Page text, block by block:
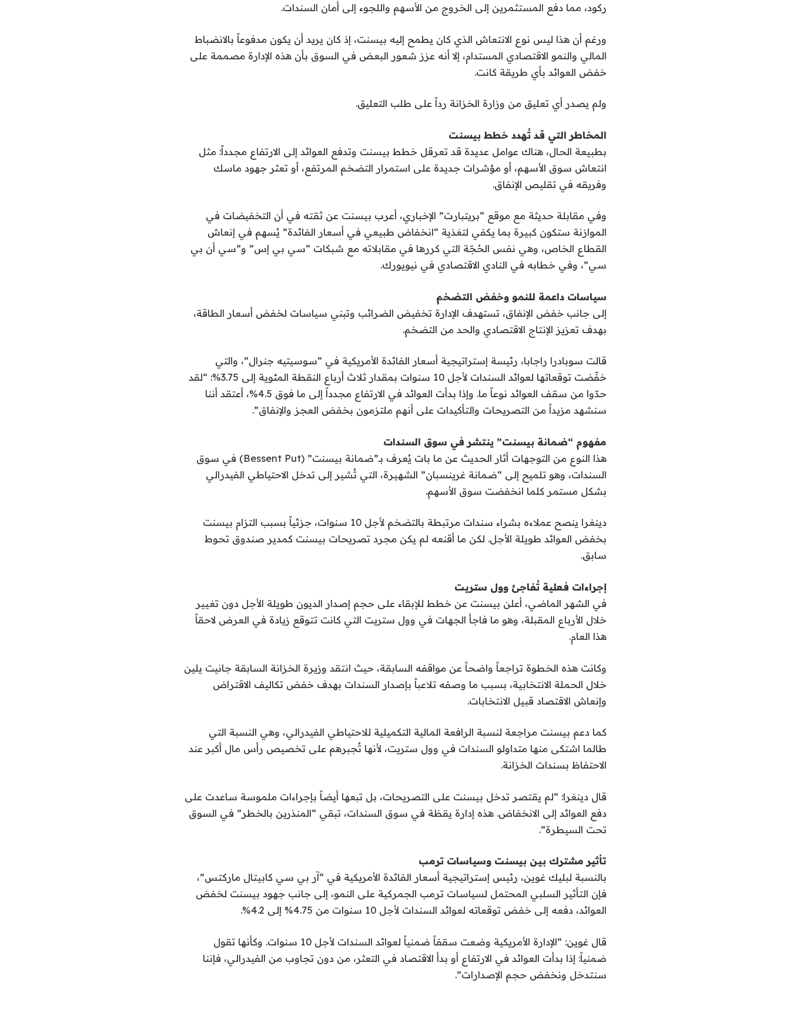
ركود، مما دفع المستثمرين إلى الخروج من الأسهم واللجوء إلى أمان السندات.
ورغم أن هذا ليس نوع الانتعاش الذي كان يطمح إليه بيسنت، إذ كان يريد أن يكون مدفوعاً بالانضباط
المالي والنمو الاقتصادي المستدام، إلا أنه عزز شعور البعض في السوق بأن هذه الإدارة مصممة على
خفض العوائد بأي طريقة كانت.
ولم يصدر أي تعليق من وزارة الخزانة رداً على طلب التعليق.
المخاطر التي قد تُهدد خطط بيسنت
بطبيعة الحال، هناك عوامل عديدة قد تعرقل خطط بيسنت وتدفع العوائد إلى الارتفاع مجدداً: مثل
انتعاش سوق الأسهم، أو مؤشرات جديدة على استمرار التضخم المرتفع، أو تعثر جهود ماسك
وفريقه في تقليص الإنفاق.
وفي مقابلة حديثة مع موقع “بريتبارت” الإخباري، أعرب بيسنت عن ثقته في أن التخفيضات في
الموازنة ستكون كبيرة بما يكفي لتغذية “انخفاض طبيعي في أسعار الفائدة” يُسهم في إنعاش
القطاع الخاص، وهي نفس الحُجّة التي كررها في مقابلاته مع شبكات “سي بي إس” و”سي أن بي
سي”، وفي خطابه في النادي الاقتصادي في نيويورك.
سياسات داعمة للنمو وخفض التضخم
إلى جانب خفض الإنفاق، تستهدف الإدارة تخفيض الضرائب وتبني سياسات لخفض أسعار الطاقة،
بهدف تعزيز الإنتاج الاقتصادي والحد من التضخم.
قالت سوبادرا راجابا، رئيسة إستراتيجية أسعار الفائدة الأمريكية في “سوسيتيه جنرال”، والتي
خفّضت توقعاتها لعوائد السندات لأجل 10 سنوات بمقدار ثلاث أرباع النقطة المئوية إلى 3.75%: “لقد
حدّوا من سقف العوائد نوعاً ما. وإذا بدأت العوائد في الارتفاع مجدداً إلى ما فوق 4.5%، أعتقد أننا
سنشهد مزيداً من التصريحات والتأكيدات على أنهم ملتزمون بخفض العجز والإنفاق”.
مفهوم “ضمانة بيسنت” ينتشر في سوق السندات
هذا النوع من التوجهات أثار الحديث عن ما بات يُعرف بـ”ضمانة بيسنت” (Bessent Put) في سوق
السندات، وهو تلميح إلى “ضمانة غرينسبان” الشهيرة، التي تُشير إلى تدخل الاحتياطي الفيدرالي
بشكل مستمر كلما انخفضت سوق الأسهم.
دينغرا ينصح عملاءه بشراء سندات مرتبطة بالتضخم لأجل 10 سنوات، جزئياً بسبب التزام بيسنت
بخفض العوائد طويلة الأجل. لكن ما أقنعه لم يكن مجرد تصريحات بيسنت كمدير صندوق تحوط
سابق.
إجراءات فعلية تُفاجئ وول ستريت
في الشهر الماضي، أعلن بيسنت عن خطط للإبقاء على حجم إصدار الديون طويلة الأجل دون تغيير
خلال الأرباع المقبلة، وهو ما فاجأ الجهات في وول ستريت التي كانت تتوقع زيادة في العرض لاحقاً
هذا العام.
وكانت هذه الخطوة تراجعاً واضحاً عن مواقفه السابقة، حيث انتقد وزيرة الخزانة السابقة جانيت يلين
خلال الحملة الانتخابية، بسبب ما وصفه تلاعباً بإصدار السندات بهدف خفض تكاليف الاقتراض
وإنعاش الاقتصاد قبيل الانتخابات.
كما دعم بيسنت مراجعة لنسبة الرافعة المالية التكميلية للاحتياطي الفيدرالي، وهي النسبة التي
طالما اشتكى منها متداولو السندات في وول ستريت، لأنها تُجبرهم على تخصيص رأس مال أكبر عند
الاحتفاظ بسندات الخزانة.
قال دينغرا: “لم يقتصر تدخل بيسنت على التصريحات، بل تبعها أيضاً بإجراءات ملموسة ساعدت على
دفع العوائد إلى الانخفاض. هذه إدارة يقظة في سوق السندات، تبقي “المنذرين بالخطر” في السوق
تحت السيطرة”.
تأثير مشترك بين بيسنت وسياسات ترمب
بالنسبة لبليك غوين، رئيس إستراتيجية أسعار الفائدة الأمريكية في “آر بي سي كابيتال ماركتس”،
فإن التأثير السلبي المحتمل لسياسات ترمب الجمركية على النمو، إلى جانب جهود بيسنت لخفض
العوائد، دفعه إلى خفض توقعاته لعوائد السندات لأجل 10 سنوات من 4.75% إلى 4.2%.
قال غوين: “الإدارة الأمريكية وضعت سقفاً ضمنياً لعوائد السندات لأجل 10 سنوات. وكأنها تقول
ضمنياً: إذا بدأت العوائد في الارتفاع أو بدأ الاقتصاد في التعثر، من دون تجاوب من الفيدرالي، فإننا
سنتدخل ونخفض حجم الإصدارات”.